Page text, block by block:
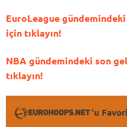
EuroLeague
için tıklayın!
NBA gündemindeki son
tıklayın!
'u